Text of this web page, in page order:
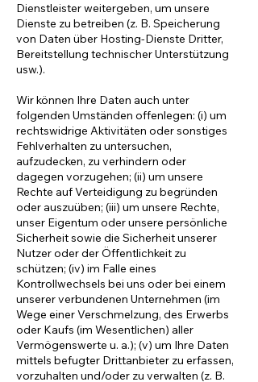
Dienstleister weitergeben, um unsere
Dienste zu betreiben (z. B. Speicherung
von Daten über Hosting-Dienste Dritter,
Bereitstellung technischer Unterstützung
usw.).
Wir können Ihre Daten auch unter
folgenden Umständen offenlegen: (i) um
rechtswidrige Aktivitäten oder sonstiges
Fehlverhalten zu untersuchen,
aufzudecken, zu verhindern oder
dagegen vorzugehen; (ii) um unsere
Rechte auf Verteidigung zu begründen
oder auszuüben; (iii) um unsere Rechte,
unser Eigentum oder unsere persönliche
Sicherheit sowie die Sicherheit unserer
Nutzer oder der Öffentlichkeit zu
schützen; (iv) im Falle eines
Kontrollwechsels bei uns oder bei einem
unserer verbundenen Unternehmen (im
Wege einer Verschmelzung, des Erwerbs
oder Kaufs (im Wesentlichen) aller
Vermögenswerte u. a.); (v) um Ihre Daten
mittels befugter Drittanbieter zu erfassen,
vorzuhalten und/oder zu verwalten (z. B.